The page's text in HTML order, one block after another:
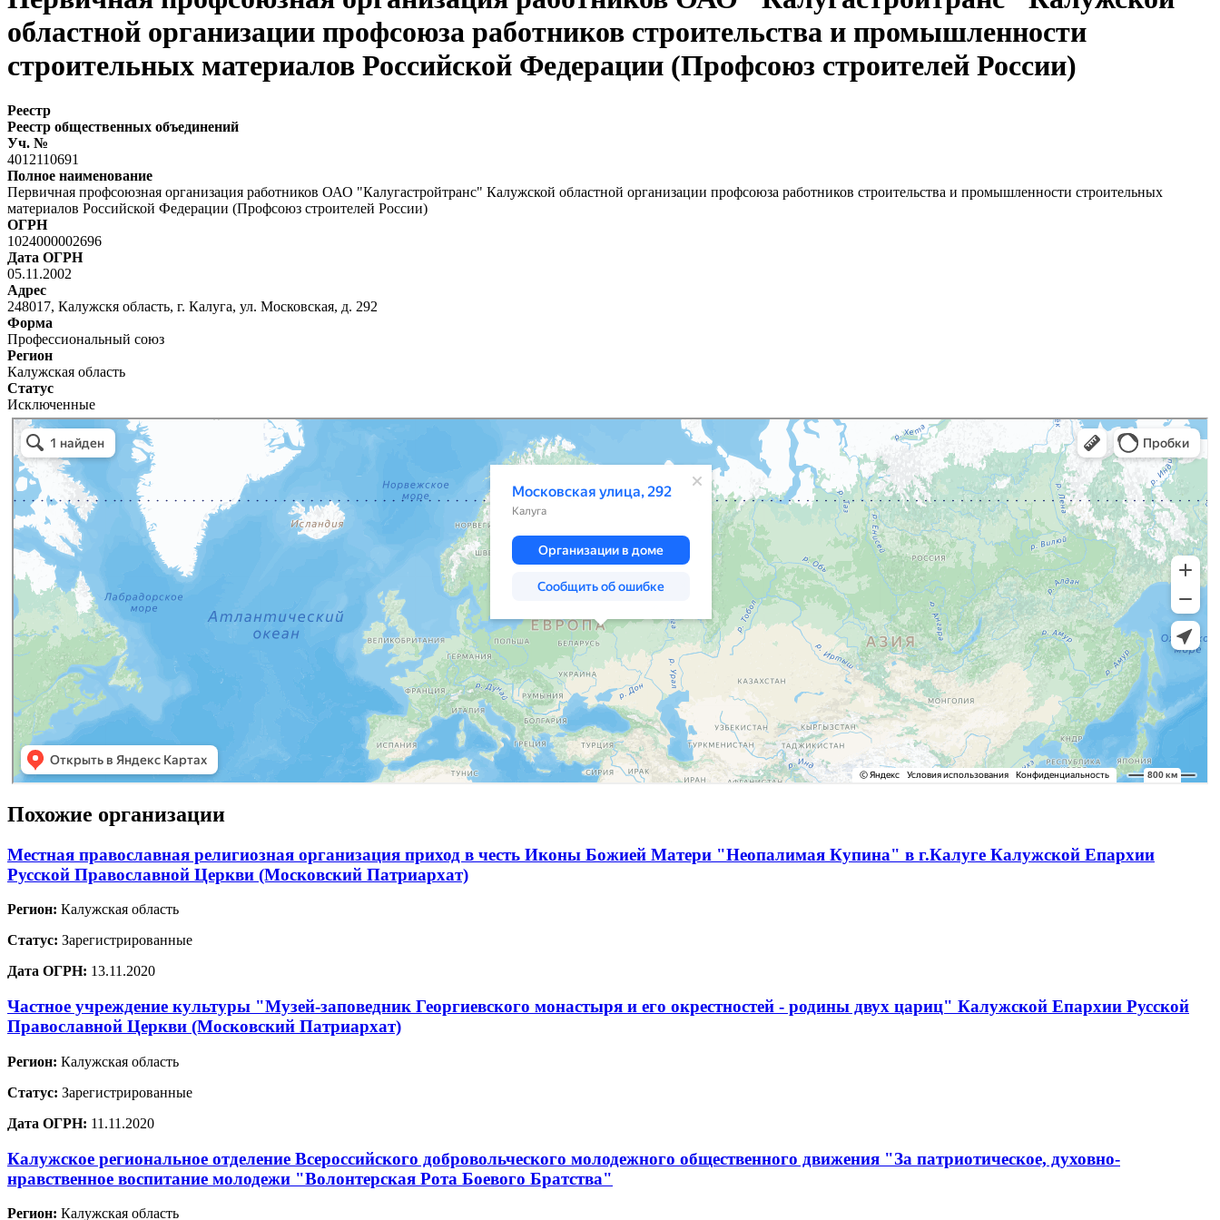
областной организации профсоюза работников строительства и промышленности
строительных материалов Российской Федерации (Профсоюз строителей России)
Реестр
Реестр общественных объединений
Уч. №
4012110691
Полное наименование
Первичная профсоюзная организация работников ОАО "Калугастройтранс" Калужской областной организации профсоюза работников строительства и промышленности строительных
материалов Российской Федерации (Профсоюз строителей России)
ОГРН
1024000002696
Дата ОГРН
05.11.2002
Адрес
248017, Калужскя область, г. Калуга, ул. Московская, д. 292
Форма
Профессиональный союз
Регион
Калужская область
Статус
Исключенные
Похожие организации
Местная православная религиозная организация приход в честь Иконы Божией Матери "Неопалимая Купина" в г.Калуге Калужской Епархии
Русской Православной Церкви (Московский Патриархат)
Регион: Калужская область
Статус: Зарегистрированные
Дата ОГРН: 13.11.2020
Частное учреждение культуры "Музей-заповедник Георгиевского монастыря и его окрестностей - родины двух цариц" Калужской Епархии Русской
Православной Церкви (Московский Патриархат)
Регион: Калужская область
Статус: Зарегистрированные
Дата ОГРН: 11.11.2020
Калужское региональное отделение Всероссийского добровольческого молодежного общественного движения "За патриотическое, духовно-
нравственное воспитание молодежи "Волонтерская Рота Боевого Братства"
Регион: Калужская область